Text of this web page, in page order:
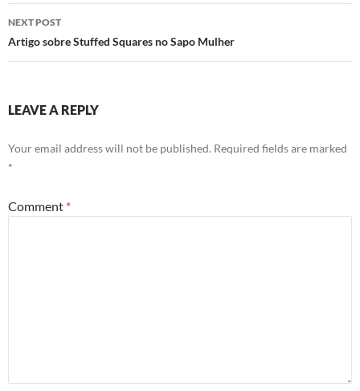
NEXT POST
Artigo sobre Stuffed Squares no Sapo Mulher
LEAVE A REPLY
Your email address will not be published. Required fields are marked
*
Comment *